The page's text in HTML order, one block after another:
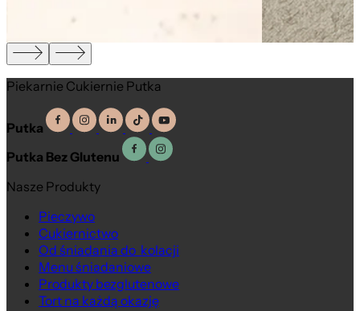
Piekarnie Cukiernie Putka
Putka
Putka Bez Glutenu
Nasze Produkty
Pieczywo
Cukiernictwo
Od śniadania do kolacji
Menu śniadaniowe
Produkty bezglutenowe
Tort na każdą okazję